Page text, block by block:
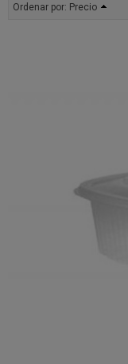
Ordenar por: Precio